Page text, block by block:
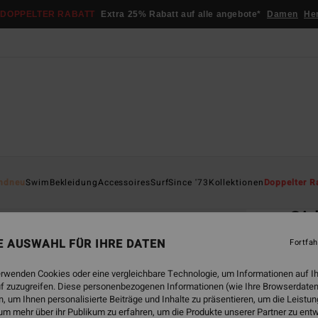
DOPPELTER RABATT Extra 25% Rabatt auf alle angebote* Damen
SwimBekleidungAccessoiresSurfSince '73KollektionenDoppelter
ECO-
€
AUSWAHL FÜR IHRE DATEN
Cookies oder eine vergleichbare Technologie, um Informationen auf
zuzugreifen. Diese personenbezogenen Informationen (wie Ihre
um Ihnen personalisierte Beiträge und Inhalte zu präsentieren, um die
mehr über ihr Publikum zu erfahren, um die Produkte unserer Partner zu